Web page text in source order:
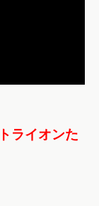
ライオンた